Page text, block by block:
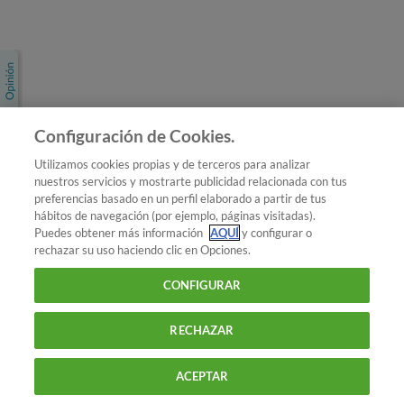
Conoce OCU
Más Información
© 2026 OCU
Condiciones generales de contratación de OCU
Política de privacidad
Uso del nombre y de los signos de OCU
Configuración de Cookies.
Utilizamos cookies propias y de terceros para analizar
nuestros servicios y mostrarte publicidad relacionada con tus
preferencias basado en un perfil elaborado a partir de tus
hábitos de navegación (por ejemplo, páginas visitadas).
Puedes obtener más información AQUÍy configurar o
rechazar su uso haciendo clic en Opciones.
CONFIGURAR
RECHAZAR
ACEPTAR